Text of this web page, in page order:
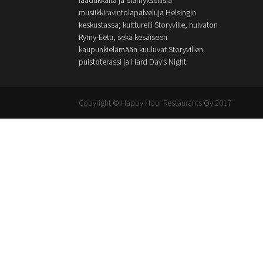
musiikkiravintolapalveluja Helsingin
keskustassa; kultturelli Storyville, hulvaton
Rymy-Eetu, sekä kesäiseen
kaupunkielämään kuuluvat Storyvillen
puistoterassi ja Hard Day’s Night.
Copyright © Happy Hour Restaurants Oy 2017